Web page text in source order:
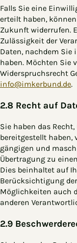
Falls Sie eine
erteilt haben,
Zukunft widerrufen.
Zulässigkeit der
Daten, nachdem Sie
haben. Möchten Sie
Widerspruchsrecht
info@imkerbund.de.
2.8 Recht auf
Sie haben das
bereitgestellt
gängigen und
Übertragung zu
Dies beinhaltet auf
Berücksichtigung
Möglichkeiten auch
anderen
2.9